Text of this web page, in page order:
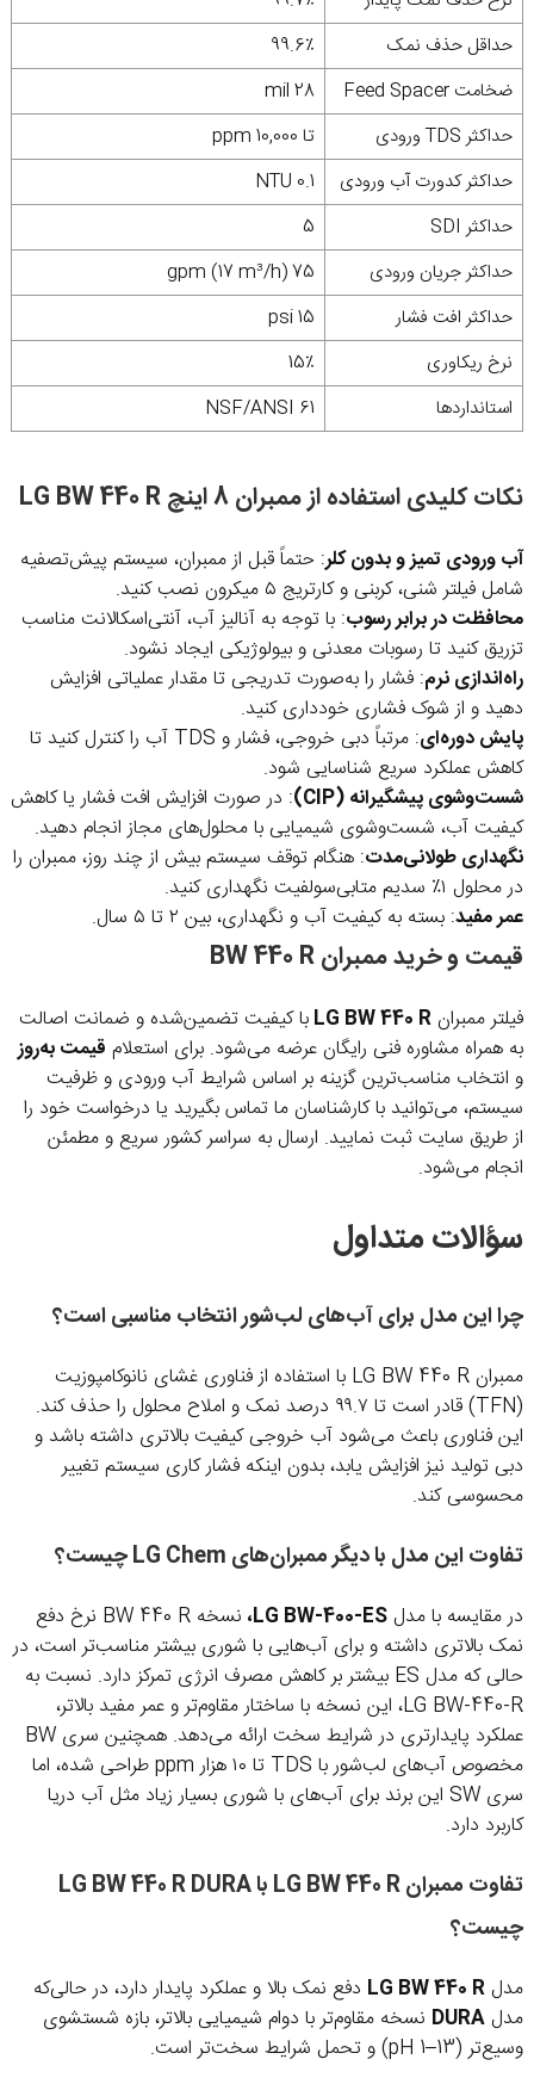
حداقل حذف نمک
99.6٪
ضخامت Feed Spacer
28 mil
حداکثر TDS ورودی
تا 10,000 ppm
حداکثر کدورت آب ورودی
0.1 NTU
حداکثر SDI
5
حداکثر جریان ورودی
75 gpm (17 m³/h)
حداکثر افت فشار
15 psi
نرخ ریکاوری
15٪
استانداردها
NSF/ANSI 61
نکات کلیدی استفاده از ممبران 8 اینچ LG BW 440 R
آب ورودی تمیز و بدون کلر: حتماً قبل از ممبران، سیستم پیش‌تصفیه
شامل فیلتر شنی، کربنی و کارتریج ۵ میکرون نصب کنید.
محافظت در برابر رسوب: با توجه به آنالیز آب، آنتی‌اسکالانت مناسب
تزریق کنید تا رسوبات معدنی و بیولوژیکی ایجاد نشود.
راه‌اندازی نرم: فشار را به‌صورت تدریجی تا مقدار عملیاتی افزایش
دهید و از شوک فشاری خودداری کنید.
پایش دوره‌ای
: مرتباً دبی خروجی، فشار و TDS آب را کنترل کنید تا
کاهش عملکرد سریع شناسایی شود.
شست‌وشوی پیشگیرانه (CIP)
: در صورت افزایش افت فشار یا کاهش
کیفیت آب، شست‌وشوی شیمیایی با محلول‌های مجاز انجام دهید.
نگهداری طولانی‌مدت: هنگام توقف سیستم بیش از چند روز، ممبران را
در محلول ۱٪ سدیم متابی‌سولفیت نگهداری کنید.
عمر مفید: بسته به کیفیت آب و نگهداری، بین ۲ تا ۵ سال.
قیمت و خرید ممبران BW 440 R
فیلتر ممبران LG BW 440 Rبا کیفیت تضمین‌شده و ضمانت اصالت
به همراه مشاوره فنی رایگان عرضه می‌شود. برای استعلام قیمت به‌روز
و انتخاب مناسب‌ترین گزینه بر اساس شرایط آب ورودی و ظرفیت
سیستم، می‌توانید با کارشناسان ما تماس بگیرید یا درخواست خود را
از طریق سایت ثبت نمایید. ارسال به سراسر کشور سریع و مطمئن
انجام می‌شود.
سؤالات متداول
چرا این مدل برای آب‌های لب‌شور انتخاب مناسبی است؟
ممبران LG BW 440 R با استفاده از فناوری غشای نانوکامپوزیت
(TFN) قادر است تا ۹۹.۷ درصد نمک و املاح محلول را حذف کند.
این فناوری باعث می‌شود آب خروجی کیفیت بالاتری داشته باشد و
دبی تولید نیز افزایش یابد، بدون اینکه فشار کاری سیستم تغییر
محسوسی کند.
تفاوت این مدل با دیگر ممبران‌های LG Chem چیست؟
در مقایسه با مدل LG BW-400-ES،
نسخه BW 440 R نرخ دفع
نمک بالاتری داشته و برای آب‌هایی با شوری بیشتر مناسب‌تر است، در
حالی که مدل ES بیشتر بر کاهش مصرف انرژی تمرکز دارد. نسبت به
LG BW-440-R، این نسخه با ساختار مقاوم‌تر و عمر مفید بالاتر،
عملکرد پایدارتری در شرایط سخت ارائه می‌دهد. همچنین سری BW
مخصوص آب‌های لب‌شور با TDS تا ۱۰ هزار ppm طراحی شده، اما
سری SW این برند برای آب‌های با شوری بسیار زیاد مثل آب دریا
کاربرد دارد.
تفاوت ممبرانLG BW 440 RباLG BW 440 R DURA
چیست؟
مدل LG BW 440 R دفع نمک بالا و عملکرد پایدار دارد، در حالی‌که
مدل DURA نسخه مقاوم‌تر با دوام شیمیایی بالاتر، بازه شستشوی
وسیع‌تر (pH 1–13) و تحمل شرایط سخت‌تر است.